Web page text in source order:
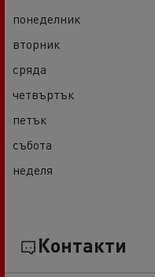
понеделник
вторник
сряда
четвъртък
петък
събота
неделя
Контакти